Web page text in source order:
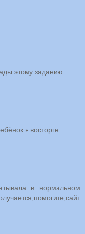
этому заданию.
в восторге
в нормальном